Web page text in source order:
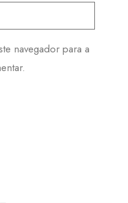
navegador para a